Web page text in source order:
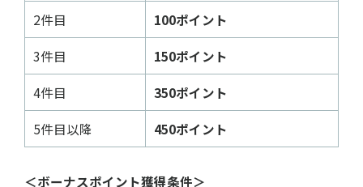
2件目 100ポイント
3件目 150ポイント
4件目 350ポイント
5件目以降 450ポイント
＜ボーナスポイント獲得条件＞